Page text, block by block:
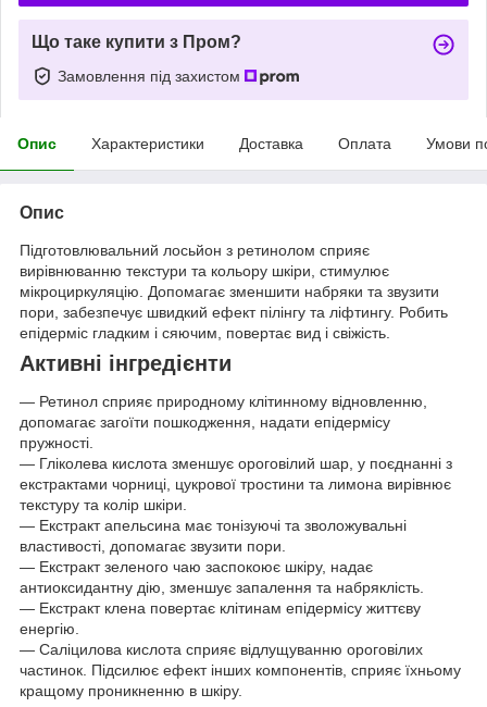
Що таке купити з Пром?
Замовлення під захистом
Опис Характеристики Доставка Оплата Умови
Опис
Підготовлювальний лосьйон з ретинолом сприяє
вирівнюванню текстури та кольору шкіри, стимулює
мікроциркуляцію. Допомагає зменшити набряки та звузити
пори, забезпечує швидкий ефект пілінгу та ліфтингу. Робить
епідерміс гладким і сяючим, повертає вид і свіжість.
Активні інгредієнти
— Ретинол сприяє природному клітинному відновленню,
допомагає загоїти пошкодження, надати епідермісу
пружності.
— Гліколева кислота зменшує ороговілий шар, у поєднанні з
екстрактами чорниці, цукрової тростини та лимона вирівнює
текстуру та колір шкіри.
— Екстракт апельсина має тонізуючі та зволожувальні
властивості, допомагає звузити пори.
— Екстракт зеленого чаю заспокоює шкіру, надає
антиоксидантну дію, зменшує запалення та набряклість.
— Екстракт клена повертає клітинам епідермісу життєву
енергію.
— Саліцилова кислота сприяє відлущуванню ороговілих
частинок. Підсилює ефект інших компонентів, сприяє їхньому
кращому проникненню в шкіру.